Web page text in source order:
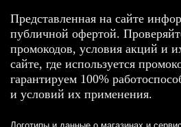
Представленная на сайте
публичной офертой.
промокодов, условия акций и
сайте, где используется
гарантируем 100%
и условий их применения.